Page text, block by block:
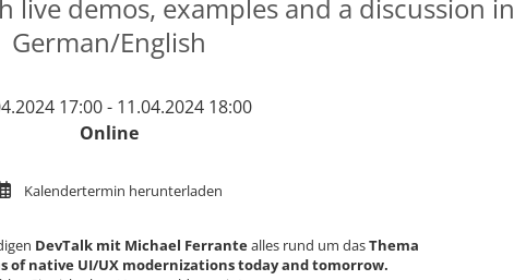
demos, examples and a discussion in
German/English
17:00 - 11.04.2024 18:00
Online
Kalendertermin herunterladen
DevTalk mit Michael Ferrantealles rund um dasThema
of native UI/UX modernizations today and tomorrow.